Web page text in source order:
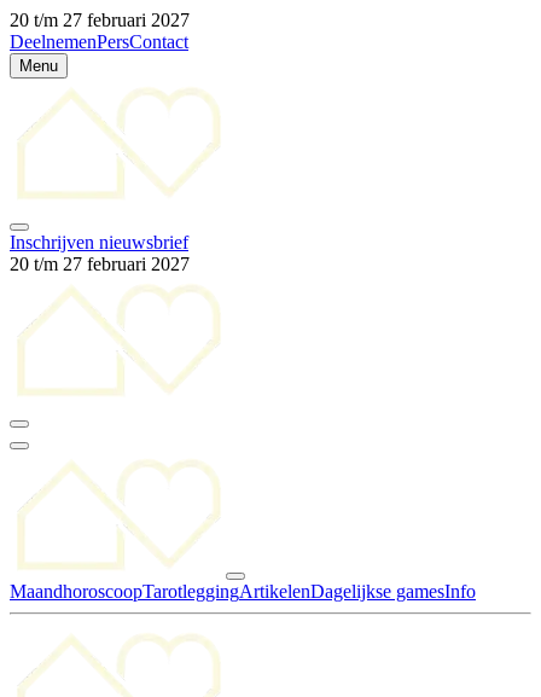
20 t/m 27 februari 2027
DeelnemenPersContact
Menu
Inschrijven nieuwsbrief
20 t/m 27 februari 2027
MaandhoroscoopTarotleggingArtikelenDagelijkse gamesInfo